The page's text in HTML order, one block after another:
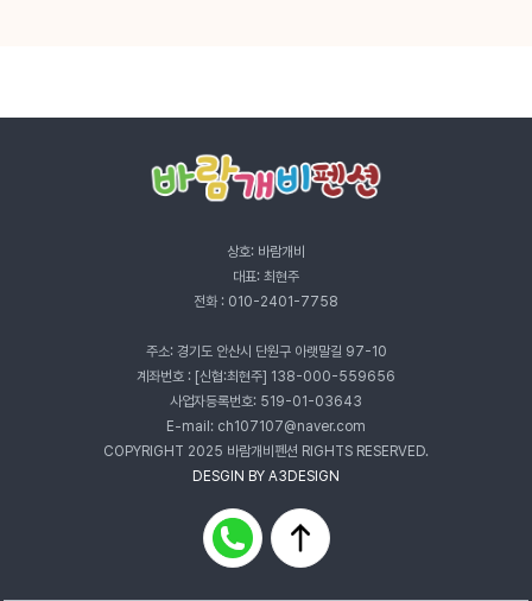
상호: 바람개비
대표: 최현주
전화 : 010-2401-7758
주소: 경기도 안산시 단원구 아랫말길 97-10
계좌번호 : [신협:최현주] 138-000-559656
사업자등록번호: 519-01-03643
E-mail: ch107107@naver.com
COPYRIGHT 2025 바람개비펜션 RIGHTS RESERVED.
DESGIN BY A3DESIGN